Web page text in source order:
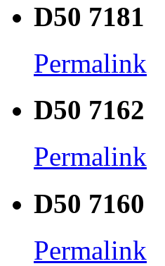
D50 7181
Permalink
D50 7162
Permalink
D50 7160
Permalink